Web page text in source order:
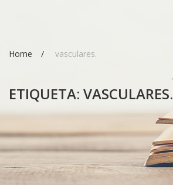
Home vasculares.
ETIQUETA: VASCULARES.